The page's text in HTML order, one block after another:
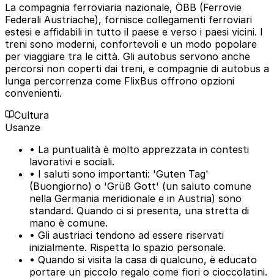
La compagnia ferroviaria nazionale, ÖBB (Ferrovie
Federali Austriache), fornisce collegamenti ferroviari
estesi e affidabili in tutto il paese e verso i paesi vicini. I
treni sono moderni, confortevoli e un modo popolare
per viaggiare tra le città. Gli autobus servono anche
percorsi non coperti dai treni, e compagnie di autobus a
lunga percorrenza come FlixBus offrono opzioni
convenienti.
Cultura
Usanze
• La puntualità è molto apprezzata in contesti
lavorativi e sociali.
• I saluti sono importanti: 'Guten Tag'
(Buongiorno) o 'Grüß Gott' (un saluto comune
nella Germania meridionale e in Austria) sono
standard. Quando ci si presenta, una stretta di
mano è comune.
• Gli austriaci tendono ad essere riservati
inizialmente. Rispetta lo spazio personale.
• Quando si visita la casa di qualcuno, è educato
portare un piccolo regalo come fiori o cioccolatini.